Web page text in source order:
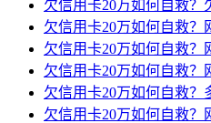
欠信用卡20万如何自救？
欠信用卡20万如何自救？
欠信用卡20万如何自救？
欠信用卡20万如何自救？
欠信用卡20万如何自救？
欠信用卡20万如何自救？